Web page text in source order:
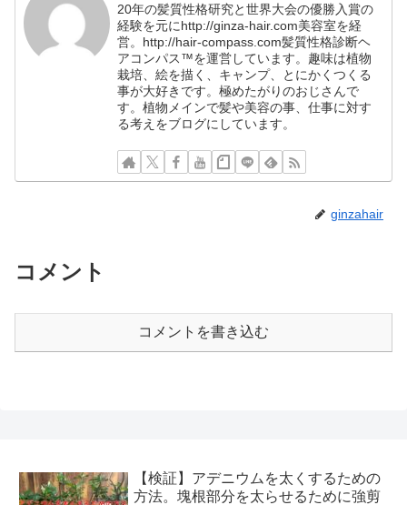
20年の髪質性格研究と世界大会の優勝入賞の
経験を元にhttp://ginza-hair.com美容室を経
営。http://hair-compass.com髪質性格診断ヘ
アコンパス™︎を運営しています。趣味は植物
栽培、絵を描く、キャンプ、とにかくつくる
事が大好きです。極めたがりのおじさんで
す。植物メインで髪や美容の事、仕事に対す
る考えをブログにしています。
ginzahair
コメント
コメントを書き込む
【検証】アデニウムを太くするための
方法。塊根部分を太らせるために強剪